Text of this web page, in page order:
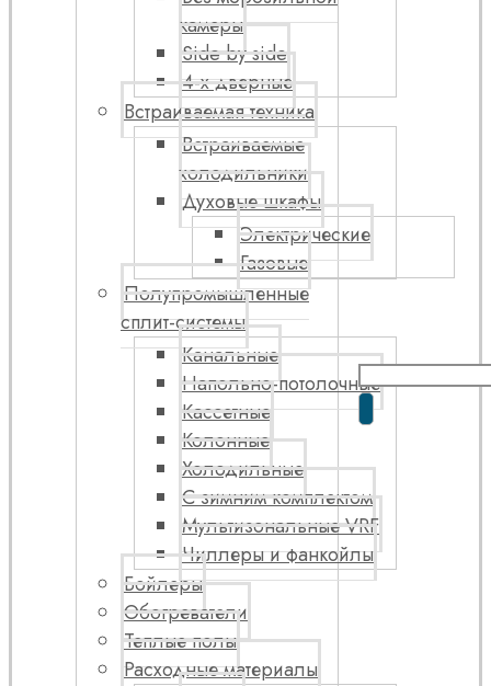
камеры
Side by side
4-х дверные
Встраиваемая техника
Встраиваемые
холодильники
Духовые шкафы
Электрические
Газовые
Полупромышленные
сплит-системы
Канальные
Напольно-потолочные
Кассетные
Колонные
Холодильные
С зимним комплектом
Мультизональные VRF
Чиллеры и фанкойлы
Бойлеры
Обогреватели
Теплые полы
Расходные материалы